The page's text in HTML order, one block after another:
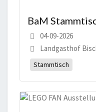
BaM
04-09-2026
Landgasthof
Stammtisch